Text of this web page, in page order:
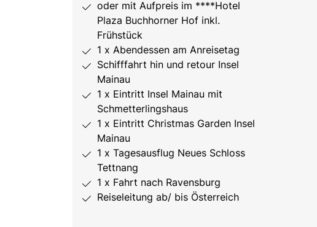
oder mit Aufpreis im ****Hotel
Plaza Buchhorner Hof inkl.
Frühstück
1 x Abendessen am Anreisetag
Schifffahrt hin und retour Insel
Mainau
1 x Eintritt Insel Mainau mit
Schmetterlingshaus
1 x Eintritt Christmas Garden Insel
Mainau
1 x Tagesausflug Neues Schloss
Tettnang
1 x Fahrt nach Ravensburg
Reiseleitung ab/ bis Österreich